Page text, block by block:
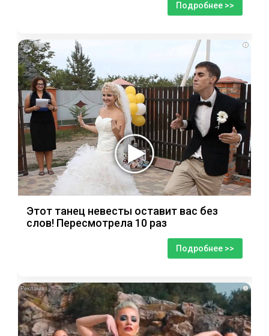
Подробнее >>
i
Этот танец невесты оставит вас без
слов! Пересмотрела 10 раз
Подробнее >>
i